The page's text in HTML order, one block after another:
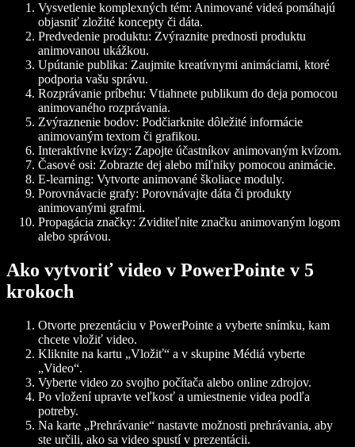
Vysvetlenie komplexných tém: Animované videá pomáhajú
objasniť zložité koncepty či dáta.
Predvedenie produktu: Zvýraznite prednosti produktu
animovanou ukážkou.
Upútanie publika: Zaujmite kreatívnymi animáciami, ktoré
podporia vašu správu.
Rozprávanie príbehu: Vtiahnete publikum do deja pomocou
animovaného rozprávania.
Zvýraznenie bodov: Podčiarknite dôležité informácie
animovaným textom či grafikou.
Interaktívne kvízy: Zapojte účastníkov animovaným kvízom.
Časové osi: Zobrazte dej alebo míľniky pomocou animácie.
E-learning: Vytvorte animované školiace moduly.
Porovnávacie grafy: Porovnávajte dáta či produkty
animovanými grafmi.
Propagácia značky: Zviditeľnite značku animovaným logom
alebo správou.
Ako vytvoriť video v PowerPointe v 5
krokoch
Otvorte prezentáciu v PowerPointe a vyberte snímku, kam
chcete vložiť video.
Kliknite na kartu „Vložiť“ a v skupine Médiá vyberte
„Video“.
Vyberte video zo svojho počítača alebo online zdrojov.
Po vložení upravte veľkosť a umiestnenie videa podľa
potreby.
Na karte „Prehrávanie“ nastavte možnosti prehrávania, aby
ste určili, ako sa video spustí v prezentácii.